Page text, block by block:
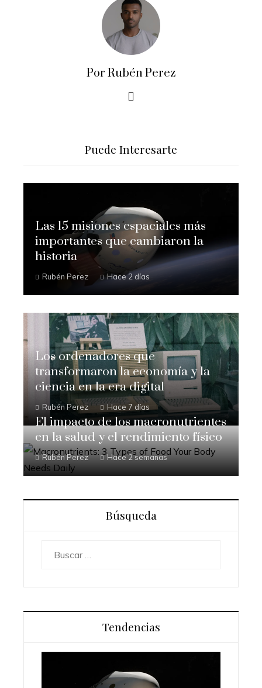
Por Rubén Perez
Puede Interesarte
Las 15 misiones espaciales más
importantes que cambiaron la
historia
Rubén Perez Hace 2 días
Los ordenadores que
transformaron la economía y la
ciencia en la era digital
Rubén Perez Hace 7 días
El impacto de los macronutrientes
en la salud y el rendimiento físico
Rubén Perez Hace 2 semanas
Búsqueda
Tendencias